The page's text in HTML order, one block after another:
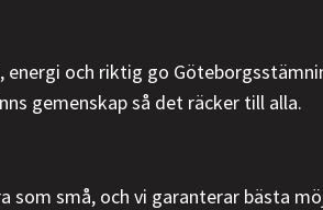
och riktig go
gemenskap så det räcker till alla.
som små, och vi garanterar bästa